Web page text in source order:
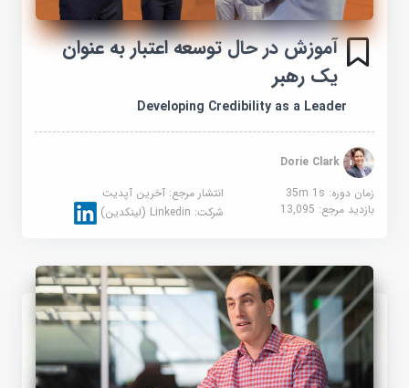
آموزش در حال توسعه اعتبار به عنوان
یک رهبر
Developing Credibility as a Leader
Dorie Clark
زمان دوره: 35m 1s
انتشار مرجع:آخرین آپدیت
بازدید مرجع:13,095 شرکت:Linkedin (لینکدین)